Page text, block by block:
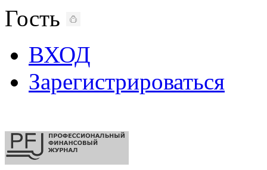
Гость
ВХОД
Зарегистрироваться